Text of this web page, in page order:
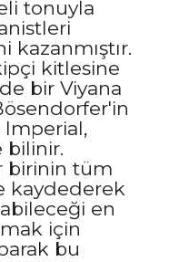
tonuyla
kazanmıştır.
kitlesine
bir Viyana
bilinir.
birinin tüm
kaydederek
en
için
bu